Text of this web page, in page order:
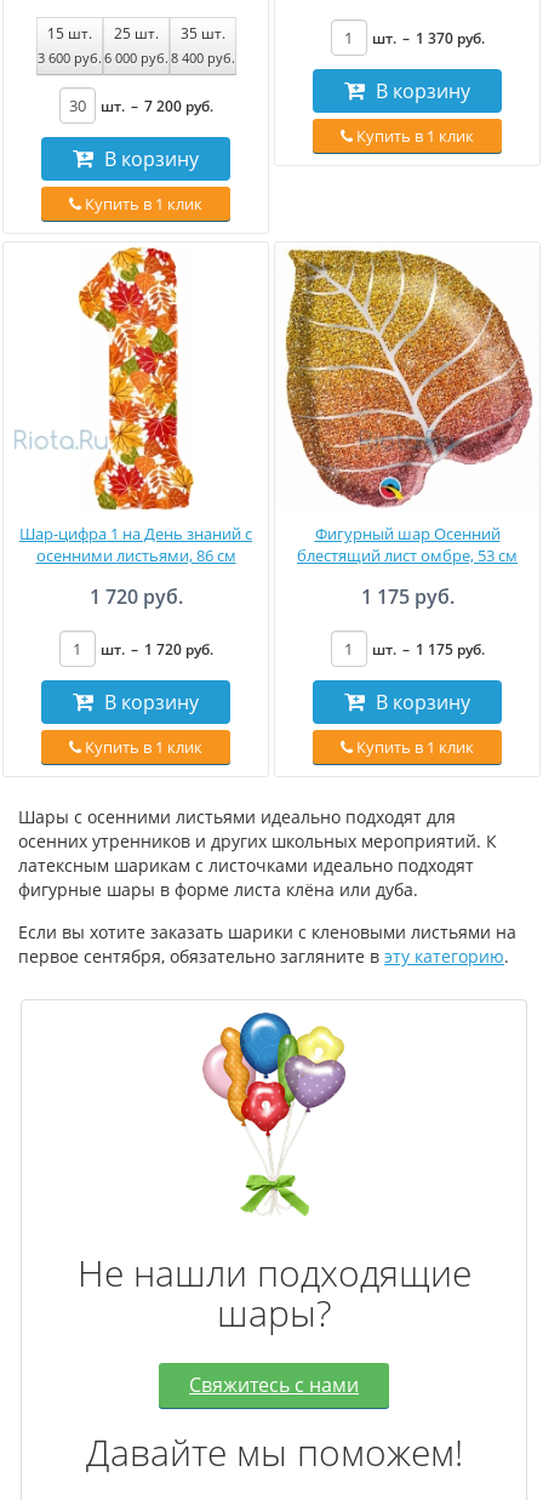
15шт.
3 600 руб.
25шт.
6 000 руб.
35шт.
8 400 руб.
шт. – 7 200 руб.
В корзину
Купить в 1 клик
шт. – 1 370 руб.
В корзину
Купить в 1 клик
Шар-цифра 1 на День знаний с
осенними листьями, 86 см
1 720 руб.
шт. – 1 720 руб.
В корзину
Купить в 1 клик
Фигурный шар Осенний
блестящий лист омбре, 53 см
1 175 руб.
шт. – 1 175 руб.
В корзину
Купить в 1 клик
Шары с осенними листьями идеально подходят для
осенних утренников и других школьных мероприятий. К
латексным шарикам с листочками идеально подходят
фигурные шары в форме листа клёна или дуба.
Если вы хотите заказать шарики с кленовыми листьями на
первое сентября, обязательно загляните в эту категорию.
Не нашли подходящие
шары?
Свяжитесь с нами
Давайте мы поможем!